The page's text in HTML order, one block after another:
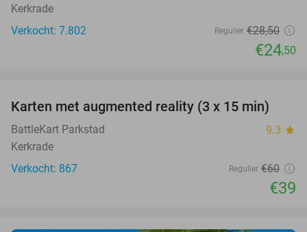
Kerkrade
Verkocht: 7.802
Regulier €28,50
€24,50
35%
Karten met augmented reality (3 x 15 min)
BattleKart Parkstad 9.3 star
Kerkrade
Verkocht: 867
Regulier €60
€39